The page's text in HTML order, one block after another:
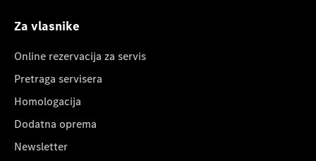
Za vlasnike
Online rezervacija za servis
Pretraga servisera
Homologacija
Dodatna oprema
Newsletter